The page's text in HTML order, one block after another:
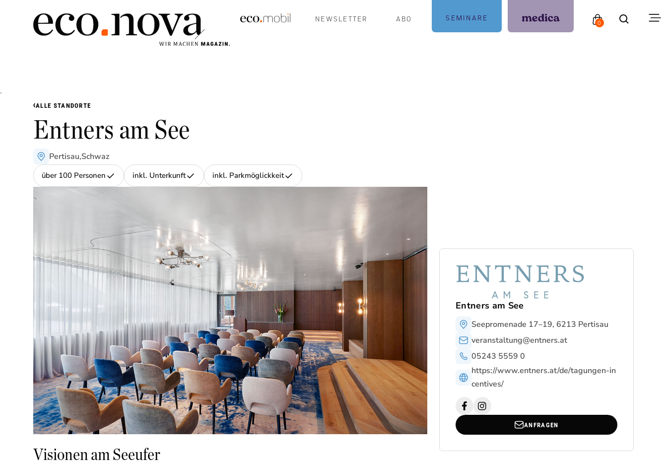
.
NEWSLETTER ABO SEMINARE
0
›ALLE STANDORTE
Entners am See
Pertisau,Schwaz
über 100 Personen inkl. Unterkunft inkl. Parkmöglickkeit
Visionen am Seeufer
Entners am See
Seepromenade 17–19, 6213 Pertisau
veranstaltung@entners.at
05243 5559 0
https://www.entners.at/de/tagungen-in
centives/
ANFRAGEN